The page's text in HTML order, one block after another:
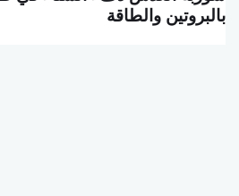
بالبروتين والطاقة